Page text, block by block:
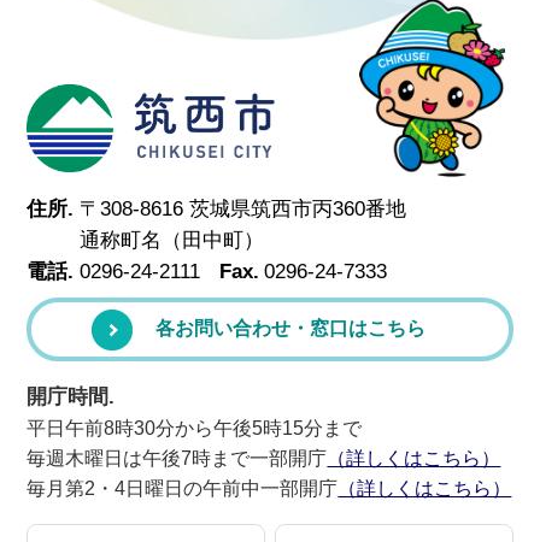
筑西市
住所. 〒308-8616 茨城県筑西市丙360番地
通称町名（田中町）
電話. 0296-24-2111 Fax. 0296-24-7333
各お問い合わせ・窓口はこちら
開庁時間.
平日午前8時30分から午後5時15分まで
毎週木曜日は午後7時まで一部開庁 （詳しくはこちら）
毎月第2・4日曜日の午前中一部開庁 （詳しくはこちら）